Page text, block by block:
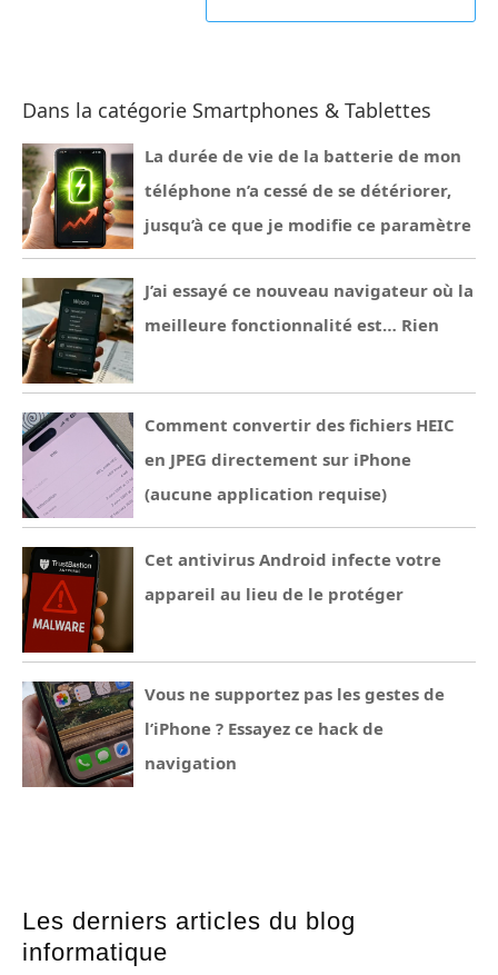
Dans la catégorie Smartphones & Tablettes
La durée de vie de la batterie de mon
téléphone n’a cessé de se détériorer,
jusqu’à ce que je modifie ce paramètre
J’ai essayé ce nouveau navigateur où la
meilleure fonctionnalité est… Rien
Comment convertir des fichiers HEIC
en JPEG directement sur iPhone
(aucune application requise)
Cet antivirus Android infecte votre
appareil au lieu de le protéger
Vous ne supportez pas les gestes de
l’iPhone ? Essayez ce hack de
navigation
Les derniers articles du blog
informatique